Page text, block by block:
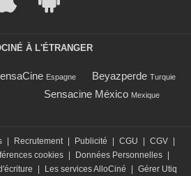
À L'ÉTRANGER
Espagne Beyazperde Turquie
Sensacine México Mexique
Recrutement Publicité CGU CGV
cookies Données Personnelles
Les services AlloCiné Gérer Utiq